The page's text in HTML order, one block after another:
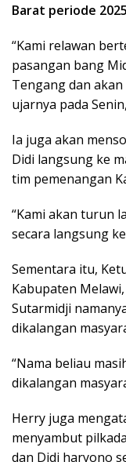
Barat periode
“Kami relawan
pasangan bang
Tengang dan
ujarnya pada
Ia juga akan
Didi langsung ke
tim pemenangan
“Kami akan turun
secara langsung
Sementara itu,
Kabupaten
Sutarmidji
dikalangan
“Nama beliau
dikalangan
Herry juga
menyambut
dan Didi haryono